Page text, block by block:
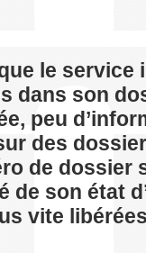
le service
dans son
peu
des
de dossier
de son état
vite